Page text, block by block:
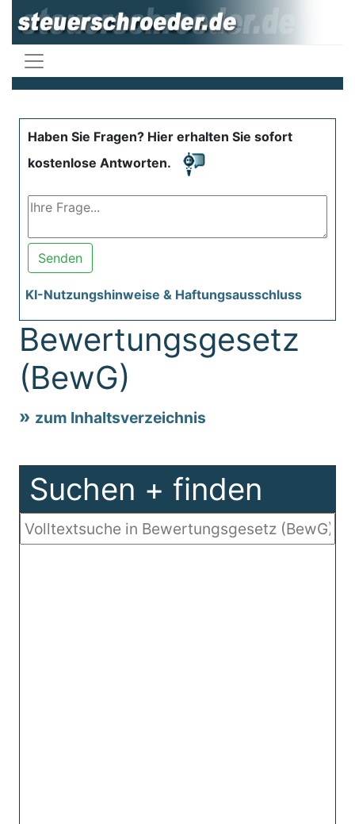
Haben Sie Fragen? Hier erhalten Sie sofort
kostenlose Antworten.
Senden
KI-Nutzungshinweise & Haftungsausschluss
Bewertungsgesetz
(BewG)
zum Inhaltsverzeichnis
Suchen + finden